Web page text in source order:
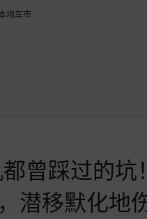
地车市
曾踩过的
潜移默化地